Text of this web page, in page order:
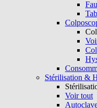
Stérilisation &
Voir tout